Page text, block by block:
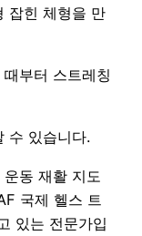
잡힌 체형을 만
부터 스트레칭
수 있습니다.
동 재활 지도
국제 헬스 트
있는 전문가입